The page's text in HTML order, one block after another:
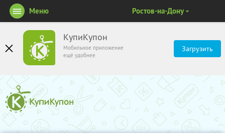
КупиКупон
Мобильное приложение
ещё удобнее
Загрузить
Меню Ростов-на-Дону